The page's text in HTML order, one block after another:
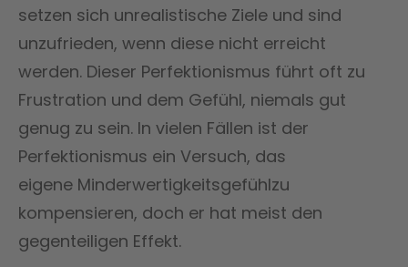
setzen sich unrealistische Ziele und sind
unzufrieden, wenn diese nicht erreicht
werden. Dieser Perfektionismus führt oft zu
Frustration und dem Gefühl, niemals gut
genug zu sein. In vielen Fällen ist der
Perfektionismus ein Versuch, das
eigene Minderwertigkeitsgefühlzu
kompensieren, doch er hat meist den
gegenteiligen Effekt.